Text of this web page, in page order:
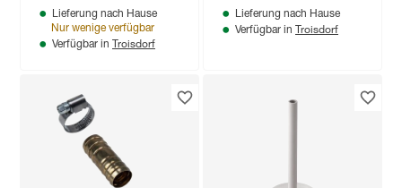
Lieferung nach Hause
Nur wenige verfügbar
Verfügbar in Troisdorf
Lieferung nach Hause
Verfügbar in Troisdorf